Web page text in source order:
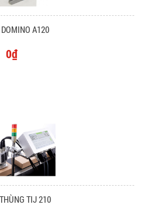
A120
0₫
TIJ 210